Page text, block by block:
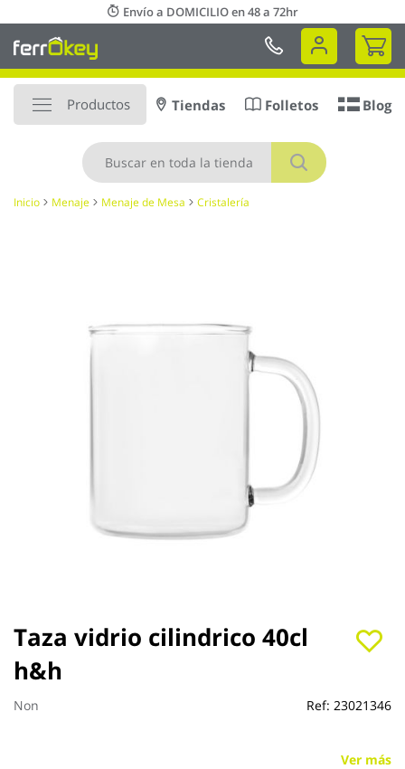
al
contenido
Envío a DOMICILIO en 48 a 72hr
Mi
Productos
Buscar
Tiendas Folletos Blog
Inicio Menaje Menaje de Mesa Cristalería
Taza vidrio cilindrico 40cl
h&h
Non Ref: 23021346
Ver más
Saltar
al
comienzo
de
la